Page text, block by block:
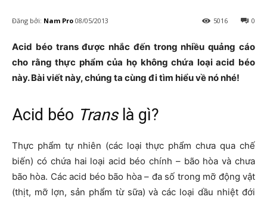
Đăng bởi: Nam Pro 08/05/2013 0
5016
Acid béo trans được nhắc đến trong nhiều quảng cáo
cho rằng thực phẩm của họ không chứa loại acid béo
này. Bài viết này, chúng ta cùng đi tìm hiểu về nó nhé!
Acid béo Translà gì?
Thực phẩm tự nhiên (các loại thực phẩm chưa qua chế
biến) có chứa hai loại acid béo chính – bão hòa và chưa
bão hòa. Các acid béo bão hòa – đa số trong mỡ động vật
(thịt, mỡ lợn, sản phẩm từ sữa) và các loại dầu nhiệt đới